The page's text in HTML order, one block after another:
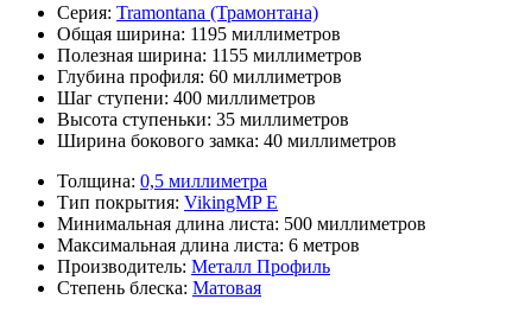
Серия: Tramontana (Трамонтана)
Общая ширина: 1195 миллиметров
Полезная ширина: 1155 миллиметров
Глубина профиля: 60 миллиметров
Шаг ступени: 400 миллиметров
Высота ступеньки: 35 миллиметров
Ширина бокового замка: 40 миллиметров
Толщина: 0,5 миллиметра
Тип покрытия: VikingMP E
Минимальная длина листа: 500 миллиметров
Максимальная длина листа: 6 метров
Производитель: Металл Профиль
Степень блеска: Матовая